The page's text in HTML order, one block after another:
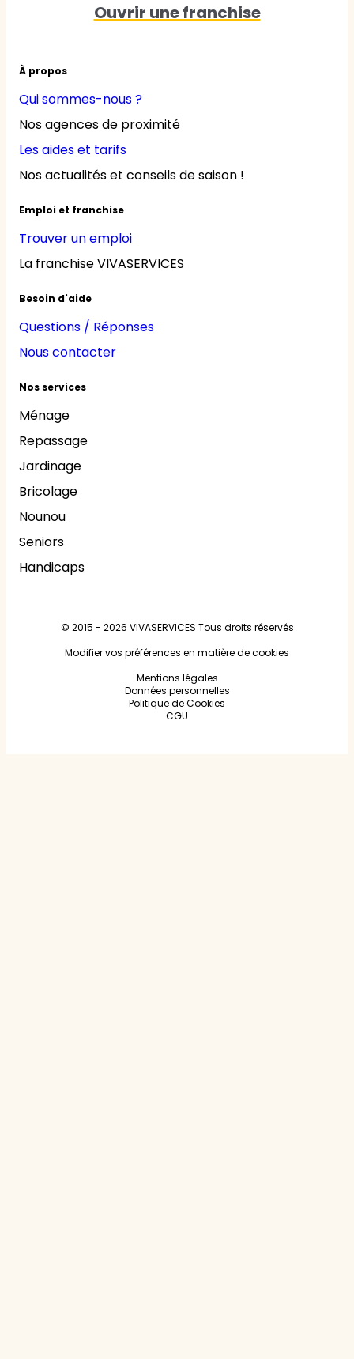
À propos
Qui sommes-nous ?
Nos agences de proximité
Les aides et tarifs
Nos actualités et conseils de saison !
Emploi et franchise
Trouver un emploi
La franchise VIVASERVICES
Besoin d'aide
Questions / Réponses
Nous contacter
Nos services
Ménage
Repassage
Jardinage
Bricolage
Nounou
Seniors
Handicaps
Ouvrir une franchise
© 2015 - 2026 VIVASERVICES Tous droits réservés
Modifier vos préférences en matière de cookies
Mentions légales
Données personnelles
Politique de Cookies
CGU